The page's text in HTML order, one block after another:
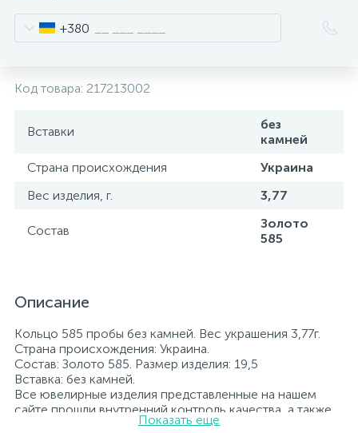
+380
Код товара: 217213002
Вставки
без
камней
Страна происхождения
Украина
Вес изделия, г.
3,77
Состав
Золото
585
Описание
Кольцо 585 пробы без камней. Вес украшения 3,77г.
Страна происхождения: Украина.
Состав: Золото 585. Размер изделия: 19,5
Вставка: без камней.
Все ювелирные изделия представленные на нашем
сайте прошли внутренний контроль качества, а также
контроль государственной пробирной службой
Показать еще